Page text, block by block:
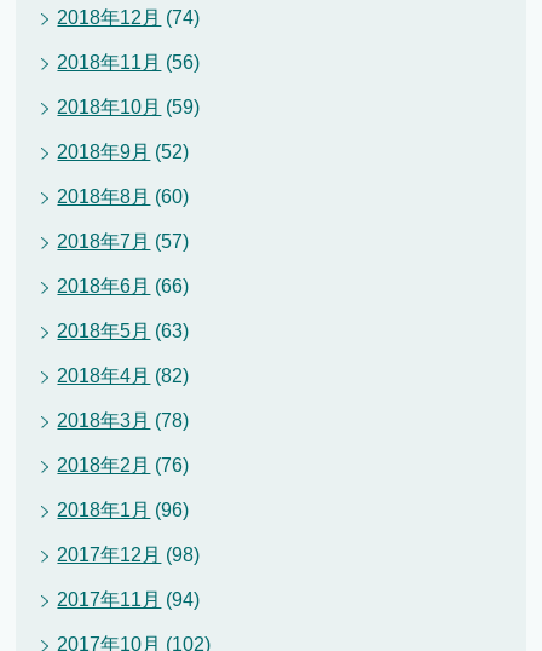
2018年12月 (74)
2018年11月 (56)
2018年10月 (59)
2018年9月 (52)
2018年8月 (60)
2018年7月 (57)
2018年6月 (66)
2018年5月 (63)
2018年4月 (82)
2018年3月 (78)
2018年2月 (76)
2018年1月 (96)
2017年12月 (98)
2017年11月 (94)
2017年10月 (102)